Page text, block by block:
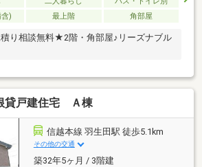
)
最上階 角部屋
り相談無料★2階・角部屋♪リーズナブル
貸戸建住宅 Ａ棟
信越本線 羽生田駅 徒歩5.1km
その他の交通
築32年5ヶ月 / 3階建